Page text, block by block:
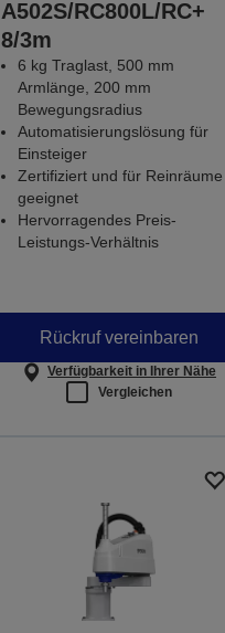
A502S/RC800L/RC+
8/3m
6 kg Traglast, 500 mm
Armlänge, 200 mm
Bewegungsradius
Automatisierungslösung für
Einsteiger
Zertifiziert und für Reinräume
geeignet
Hervorragendes Preis-
Leistungs-Verhältnis
Rückruf vereinbaren
Verfügbarkeit in Ihrer Nähe
Vergleichen